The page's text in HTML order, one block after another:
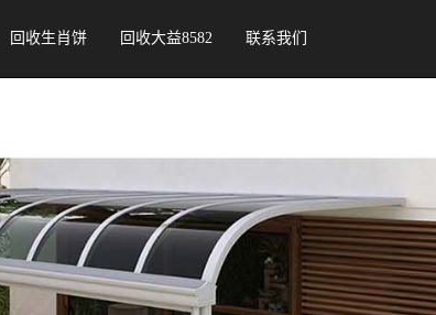
回收生肖饼 回收大益8582 联系我们